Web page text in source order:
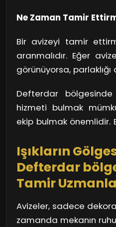
bir başlangıç olacaktır.
de olsa avizenizin iç
Işıkların
kaynağından
Ne Zaman Tamir
Bir avizeyi tamir
aranmalıdır. Eğer
görünüyorsa,
fikir. Çünkü, kendi
kalkıştığınızda bazen
hale gelebilir.
zamanda avizenizin
Defterdar bölgesinde
hizmeti bulmak
ekip bulmak önemlidir.
müşteri yorumlarını
avizenizin her
uygun çözümü
önceden tespit
gerçekleşebilecek
geçebilirler. Avize
Işıkların
Defterdar
Tamir
Avizeler, sadece
zamanda mekanın